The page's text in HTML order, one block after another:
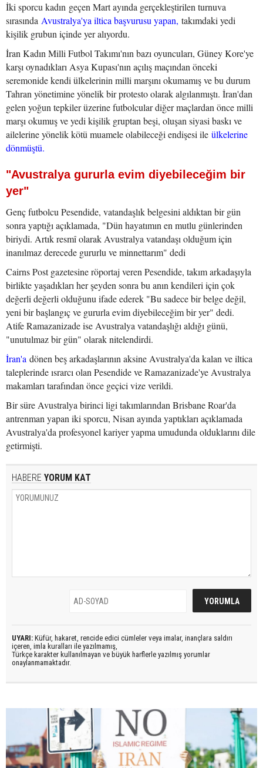
İki sporcu kadın geçen Mart ayında gerçekleştirilen turnuva
sırasında Avustralya'ya iltica başvurusu yapan, takımdaki yedi
kişilik grubun içinde yer alıyordu.
İran Kadın Milli Futbol Takımı'nın bazı oyuncuları, Güney Kore'ye
karşı oynadıkları Asya Kupası'nın açılış maçından önceki
seremonide kendi ülkelerinin milli marşını okumamış ve bu durum
Tahran yönetimine yönelik bir protesto olarak algılanmıştı. İran'dan
gelen yoğun tepkiler üzerine futbolcular diğer maçlardan önce milli
marşı okumuş ve yedi kişilik gruptan beşi, oluşan siyasi baskı ve
ailelerine yönelik kötü muamele olabileceği endişesi ile ülkelerine
dönmüştü.
"Avustralya gururla evim diyebileceğim bir
yer"
Genç futbolcu Pesendide, vatandaşlık belgesini aldıktan bir gün
sonra yaptığı açıklamada, "Dün hayatımın en mutlu günlerinden
biriydi. Artık resmî olarak Avustralya vatandaşı olduğum için
inanılmaz derecede gururlu ve minnettarım" dedi
Cairns Post gazetesine röportaj veren Pesendide, takım arkadaşıyla
birlikte yaşadıkları her şeyden sonra bu anın kendileri için çok
değerli değerli olduğunu ifade ederek "Bu sadece bir belge değil,
yeni bir başlangıç ve gururla evim diyebileceğim bir yer" dedi.
Atife Ramazanizade ise Avustralya vatandaşlığı aldığı günü,
"unutulmaz bir gün" olarak nitelendirdi.
İran'a dönen beş arkadaşlarının aksine Avustralya'da kalan ve iltica
taleplerinde ısrarcı olan Pesendide ve Ramazanizade'ye Avustralya
makamları tarafından önce geçici vize verildi.
Bir süre Avustralya birinci ligi takımlarından Brisbane Roar'da
antrenman yapan iki sporcu, Nisan ayında yaptıkları açıklamada
Avustralya'da profesyonel kariyer yapma umudunda olduklarını dile
getirmişti.
HABERE YORUM KAT
UYARI: Küfür, hakaret, rencide edici cümleler veya imalar, inançlara saldırı
içeren, imla kuralları ile yazılmamış,
Türkçe karakter kullanılmayan ve büyük harflerle yazılmış yorumlar
onaylanmamaktadır.